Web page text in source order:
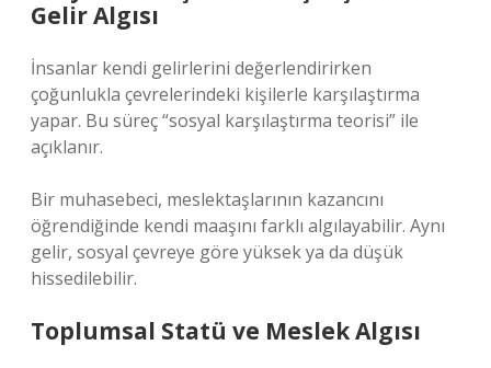
Gelir Algısı
İnsanlar kendi gelirlerini değerlendirirken
çoğunlukla çevrelerindeki kişilerle karşılaştırma
yapar. Bu süreç “sosyal karşılaştırma teorisi” ile
açıklanır.
Bir muhasebeci, meslektaşlarının kazancını
öğrendiğinde kendi maaşını farklı algılayabilir. Aynı
gelir, sosyal çevreye göre yüksek ya da düşük
hissedilebilir.
Toplumsal Statü ve Meslek Algısı